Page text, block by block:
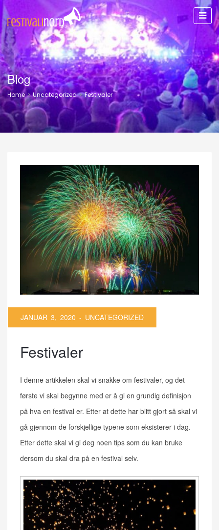
Blog
Home > Uncategorized > Festivaler
JANUAR 3, 2020 - UNCATEGORIZED
Festivaler
I denne artikkelen skal vi snakke om festivaler, og det
første vi skal begynne med er å gi en grundig definisjon
på hva en festival er. Etter at dette har blitt gjort så skal vi
gå gjennom de forskjellige typene som eksisterer i dag.
Etter dette skal vi gi deg noen tips som du kan bruke
dersom du skal dra på en festival selv.